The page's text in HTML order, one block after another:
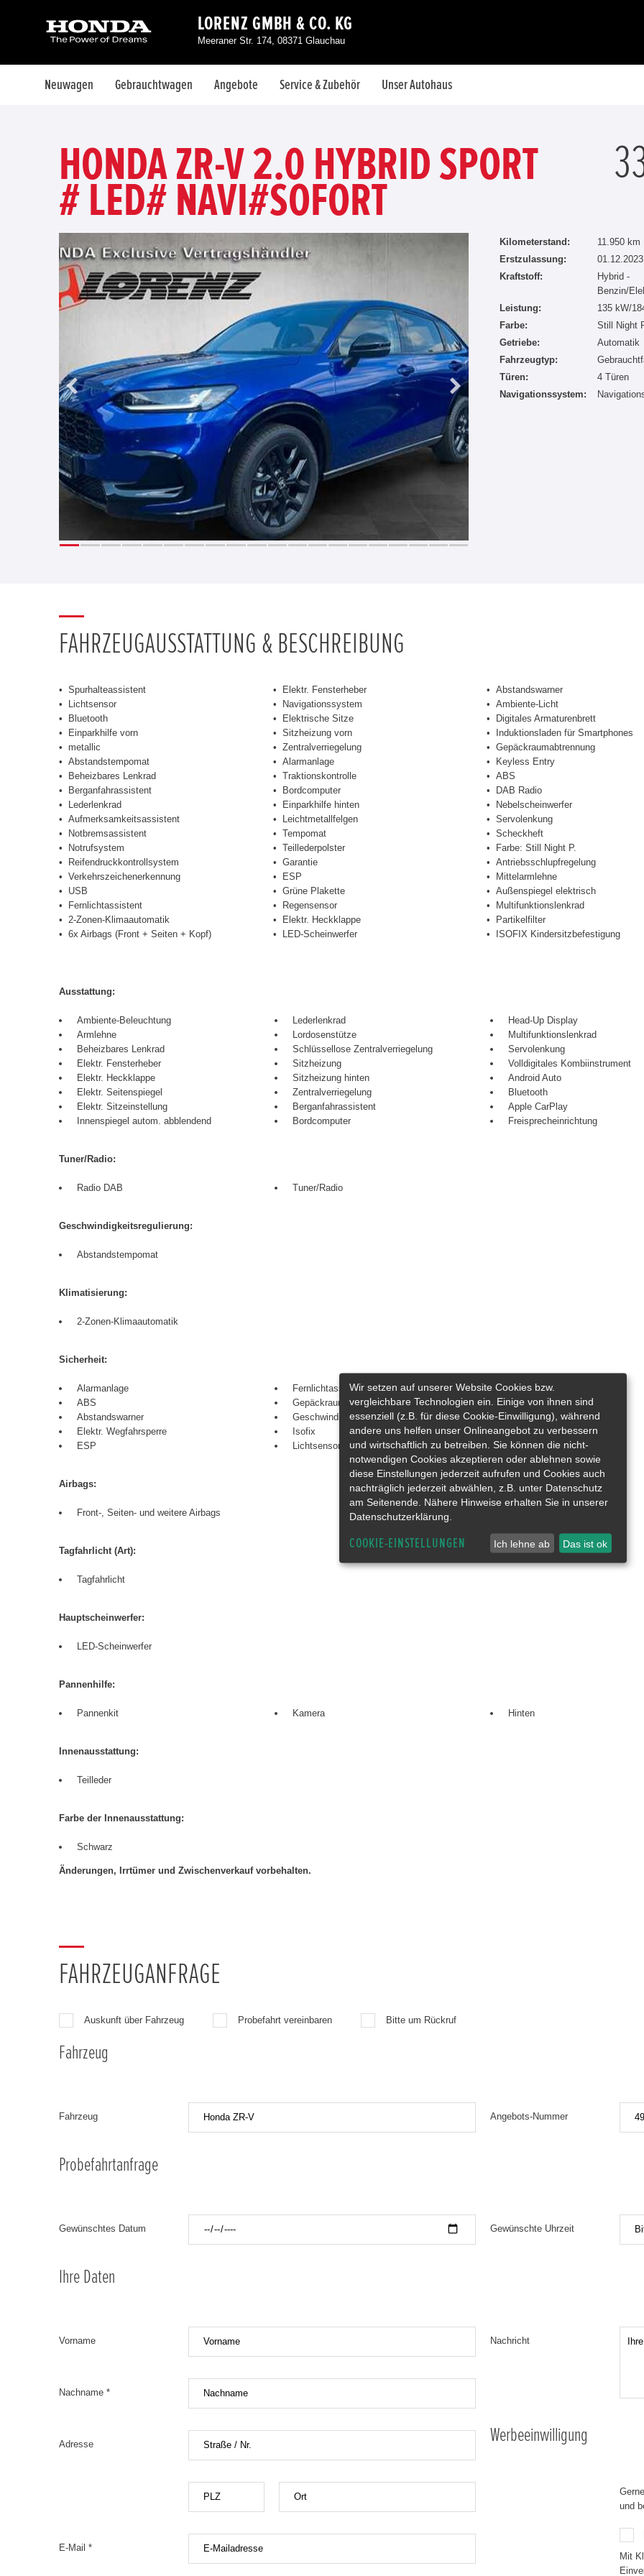
LORENZ GMBH & CO. KG
Meeraner Str. 174, 08371 Glauchau
Neuwagen Gebrauchtwagen Angebote Service & Zubehör Unser Autohaus
HONDA ZR-V 2.0 HYBRID SPORT
# LED# NAVI#SOFORT
Kilometerstand:
11.950 km
Erstzulassung:
01.12.2023
Kraftstoff:
Hybrid -
Benzin/
Leistung:
135 kW/
Farbe:
Still Night
Getriebe:
Automatik
Fahrzeugtyp:
Türen:
4 Türen
Navigationssystem:
FAHRZEUGAUSSTATTUNG & BESCHREIBUNG
Spurhalteassistent
Lichtsensor
Bluetooth
Einparkhilfe vorn
metallic
Abstandstempomat
Beheizbares Lenkrad
Berganfahrassistent
Lederlenkrad
Aufmerksamkeitsassistent
Notbremsassistent
Notrufsystem
Reifendruckkontrollsystem
Verkehrszeichenerkennung
USB
Fernlichtassistent
2-Zonen-Klimaautomatik
6x Airbags (Front + Seiten + Kopf)
Elektr. Fensterheber
Navigationssystem
Elektrische Sitze
Sitzheizung vorn
Zentralverriegelung
Alarmanlage
Traktionskontrolle
Bordcomputer
Einparkhilfe hinten
Leichtmetallfelgen
Tempomat
Teillederpolster
Garantie
ESP
Grüne Plakette
Regensensor
Elektr. Heckklappe
LED-Scheinwerfer
Abstandswarner
Ambiente-Licht
Digitales Armaturenbrett
Induktionsladen für Smartphones
Gepäckraumabtrennung
Keyless Entry
ABS
DAB Radio
Nebelscheinwerfer
Servolenkung
Scheckheft
Farbe: Still Night P.
Antriebsschlupfregelung
Mittelarmlehne
Außenspiegel elektrisch
Multifunktionslenkrad
Partikelfilter
ISOFIX Kindersitzbefestigung
Ausstattung:
Ambiente-Beleuchtung
Armlehne
Beheizbares Lenkrad
Elektr. Fensterheber
Elektr. Heckklappe
Elektr. Seitenspiegel
Elektr. Sitzeinstellung
Innenspiegel autom. abblendend
Lederlenkrad
Lordosenstütze
Schlüssellose Zentralverriegelung
Sitzheizung
Sitzheizung hinten
Zentralverriegelung
Berganfahrassistent
Bordcomputer
Head-Up Display
Multifunktionslenkrad
Servolenkung
Volldigitales Kombiinstrument
Android Auto
Bluetooth
Apple CarPlay
Freisprecheinrichtung
Tuner/Radio:
Radio DAB Tuner/Radio
Geschwindigkeitsregulierung:
Abstandstempomat
Klimatisierung:
2-Zonen-Klimaautomatik
Sicherheit:
Alarmanlage
ABS
Abstandswarner
Elektr. Wegfahrsperre
ESP
Fernlichtassistent
Gepäckraumabtrennung
Geschwindigkeitsbegrenzer
Isofix
Lichtsensor
Müdigkeitswarner
Nebelscheinwerfer
Notbremsassistent
Notrufsystem
Regensensor
Airbags:
Front-, Seiten- und weitere Airbags
Tagfahrlicht (Art):
Tagfahrlicht
Hauptscheinwerfer:
LED-Scheinwerfer
Pannenhilfe:
Pannenkit Kamera Hinten
Innenausstattung:
Teilleder
Farbe der Innenausstattung:
Schwarz
Änderungen, Irrtümer und Zwischenverkauf vorbehalten.
FAHRZEUGANFRAGE
Auskunft über Fahrzeug Probefahrt vereinbaren Bitte um Rückruf
Fahrzeug
Fahrzeug Angebots-Nummer
Probefahrtanfrage
Gewünschtes Datum Gewünschte Uhrzeit
Ihre Daten
Vorname
Nachname *
Adresse
E-Mail *
Nachricht
Werbeeinwilligung
und
Mit
Wir setzen auf unserer Website Cookies bzw.
vergleichbare Technologien ein. Einige von ihnen sind
essenziell (z.B. für diese Cookie-Einwilligung), während
andere uns helfen unser Onlineangebot zu verbessern
und wirtschaftlich zu betreiben. Sie können die nicht-
notwendigen Cookies akzeptieren oder ablehnen sowie
diese Einstellungen jederzeit aufrufen und Cookies auch
nachträglich jederzeit abwählen, z.B. unter Datenschutz
am Seitenende. Nähere Hinweise erhalten Sie in unserer
Datenschutzerklärung.
COOKIE-EINSTELLUNGEN Ich lehne ab Das ist ok